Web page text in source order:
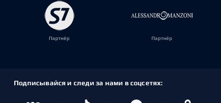
Партнёр Партнёр
Подписывайся и следи за нами в соцсетях: